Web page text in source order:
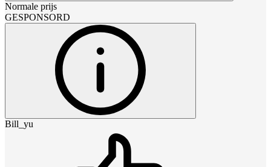
Normale prijs
GESPONSORD
Bill_yu